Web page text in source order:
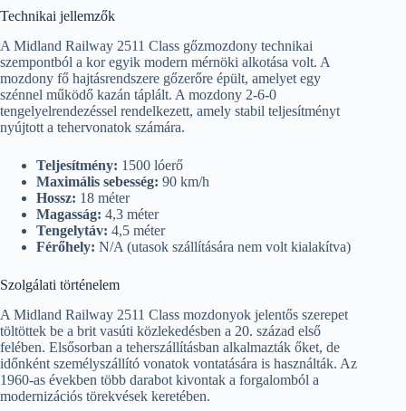
Technikai jellemzők
A Midland Railway 2511 Class gőzmozdony technikai
szempontból a kor egyik modern mérnöki alkotása volt. A
mozdony fő hajtásrendszere gőzerőre épült, amelyet egy
szénnel működő kazán táplált. A mozdony 2-6-0
tengelyelrendezéssel rendelkezett, amely stabil teljesítményt
nyújtott a tehervonatok számára.
Teljesítmény: 1500 lóerő
Maximális sebesség: 90 km/h
Hossz: 18 méter
Magasság: 4,3 méter
Tengelytáv: 4,5 méter
Férőhely: N/A (utasok szállítására nem volt kialakítva)
Szolgálati történelem
A Midland Railway 2511 Class mozdonyok jelentős szerepet
töltöttek be a brit vasúti közlekedésben a 20. század első
felében. Elsősorban a teherszállításban alkalmazták őket, de
időnként személyszállító vonatok vontatására is használták. Az
1960-as években több darabot kivontak a forgalomból a
modernizációs törekvések keretében.